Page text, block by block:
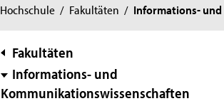
Sie
hier:
Hochschule / Fakultäten / Informations-
Subnavigation
Fakultäten
Informations- und
Kommunikationswissenschaften